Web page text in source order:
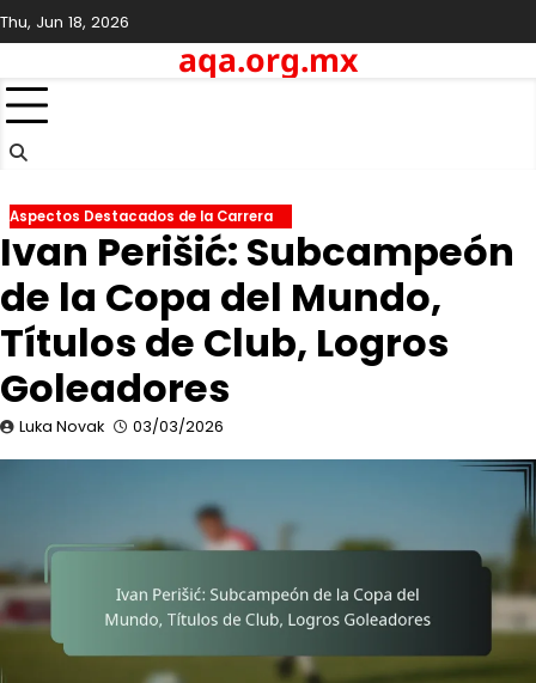
Skip
to
Thu, Jun 18, 2026
aqa.org.mx
Aspectos Destacados de la Carrera
Ivan Perišić: Subcampeón
de la Copa del Mundo,
Títulos de Club, Logros
Goleadores
Luka Novak 03/03/2026